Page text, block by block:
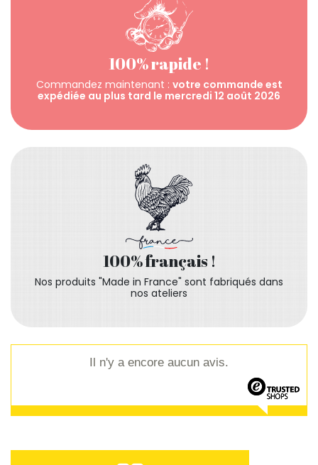
100% rapide !
Commandez maintenant : votre commande est
expédiée au plus tard le mercredi 12 août 2026
100% français !
Nos produits "Made in France" sont fabriqués dans
nos ateliers
Il n'y a encore aucun avis.